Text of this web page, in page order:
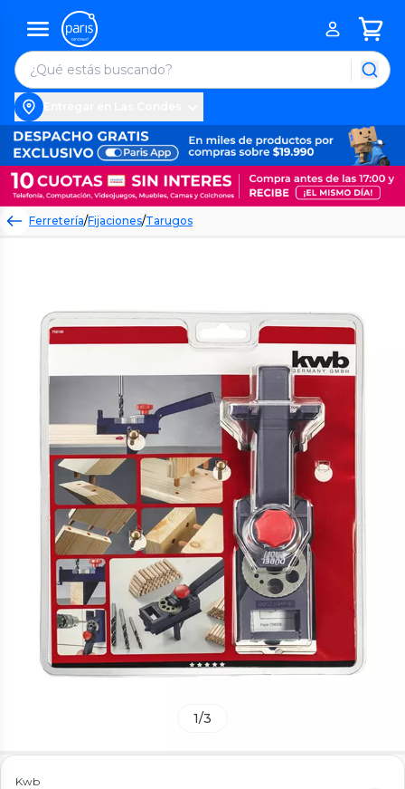
Ferretería/Fijaciones/Tarugos
1/3
Kwb